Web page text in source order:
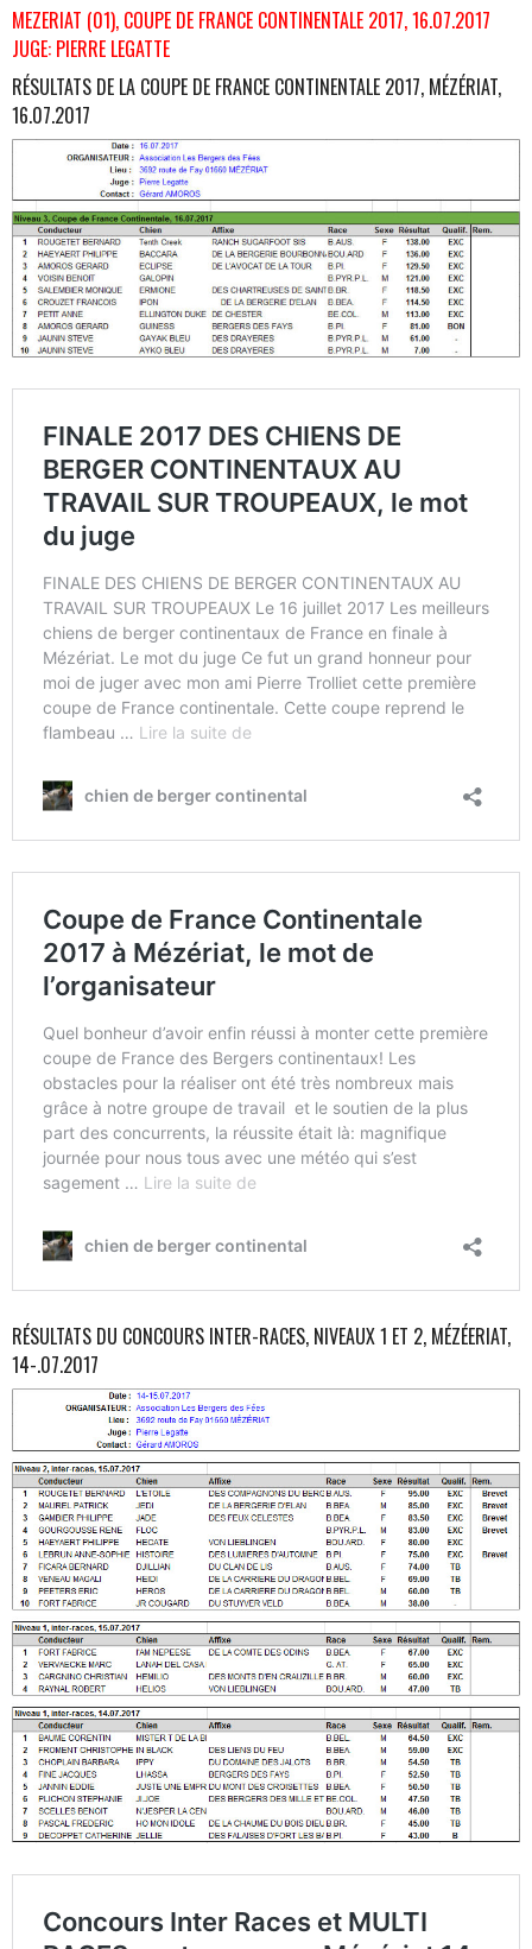
MEZERIAT (01), COUPE DE FRANCE CONTINENTALE 2017, 16.07.2017
JUGE: PIERRE LEGATTE
RÉSULTATS DE LA COUPE DE FRANCE CONTINENTALE 2017, MÉZÉRIAT,
16.07.2017
RÉSULTATS DU CONCOURS INTER-RACES, NIVEAUX 1 ET 2, MÉZÉERIAT,
14-.07.2017